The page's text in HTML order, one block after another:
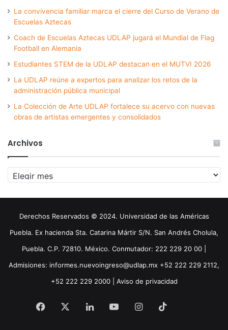
La convivencia familiar marca el cierre del Curso de Verano de
Escuelas Aztecas
Coach de Escuelas Aztecas UDLAP jugará el Mundial de Flag
Football en Alemania
Estudiantes STEM de la UDLAP destacan en el MUTVI 2026
La UDLAP reúne a expertos para analizar los retos de la
administración pública municipal
La Colección de Arte UDLAP fortalece su acervo con nuevas
obras de artistas emergentes y consolidados
Archivos
Archivos
Derechos Reservados © 2024. Universidad de las Américas
Puebla. Ex hacienda Sta. Catarina Mártir S/N. San Andrés Cholula,
Puebla. C.P. 72810. México. Conmutador: 222 229 20 00 |
Admisiones: informes.nuevoingreso@udlap.mx +52 222 229 2112,
+52 222 229 2000 | Aviso de privacidad
Facebook LinkedInYouTubeInstagram